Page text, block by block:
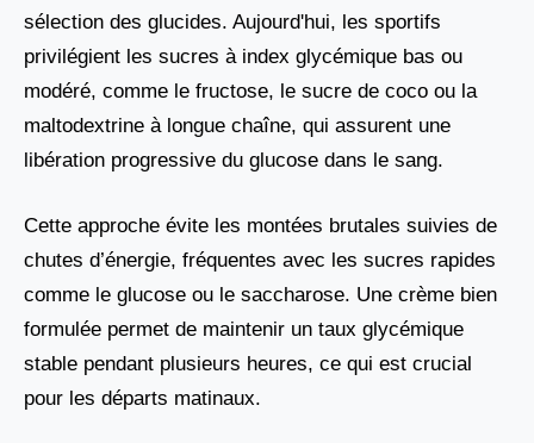
sélection des glucides. Aujourd'hui, les sportifs
privilégient les sucres à index glycémique bas ou
modéré, comme le fructose, le sucre de coco ou la
maltodextrine à longue chaîne, qui assurent une
libération progressive du glucose dans le sang.
Cette approche évite les montées brutales suivies de
chutes d’énergie, fréquentes avec les sucres rapides
comme le glucose ou le saccharose. Une crème bien
formulée permet de maintenir un taux glycémique
stable pendant plusieurs heures, ce qui est crucial
pour les départs matinaux.